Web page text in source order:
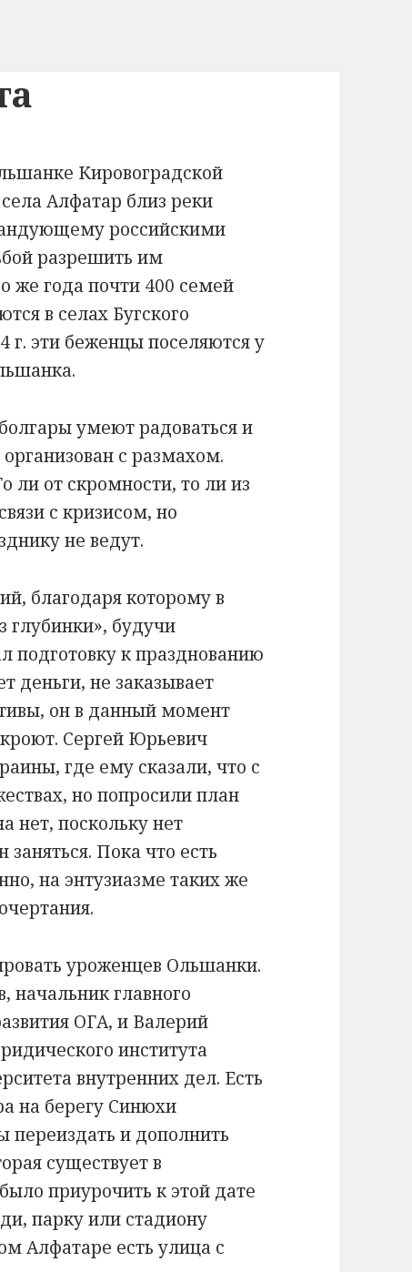
Кировоградской
Алфатар близ реки
российскими
разрешить им
же года почти 400 семей
в селах Бугского
г. эти беженцы поселяются у
умеют радоваться и
с размахом.
ли от скромности, то ли из
с кризисом, но
не ведут.
благодаря которому в
глубинки», будучи
подготовку к празднованию
деньги, не заказывает
он в данный момент
Сергей Юрьевич
где ему сказали, что с
но попросили план
нет, поскольку нет
Пока что есть
на энтузиазме таких же
уроженцев Ольшанки.
начальник главного
ОГА, и Валерий
института
внутренних дел. Есть
на берегу Синюхи
переиздать и дополнить
существует в
приурочить к этой дате
парку или стадиону
Алфатаре есть улица с